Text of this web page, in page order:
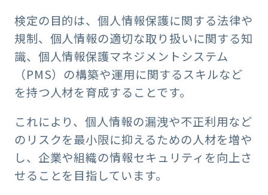
検定の目的は、個人情報保護に関する法律や
規制、個人情報の適切な取り扱いに関する知
識、個人情報保護マネジメントシステム
（PMS）の構築や運用に関するスキルなど
を持つ人材を育成することです。
これにより、個人情報の漏洩や不正利用など
のリスクを最小限に抑えるための人材を増や
し、企業や組織の情報セキュリティを向上さ
せることを目指しています。